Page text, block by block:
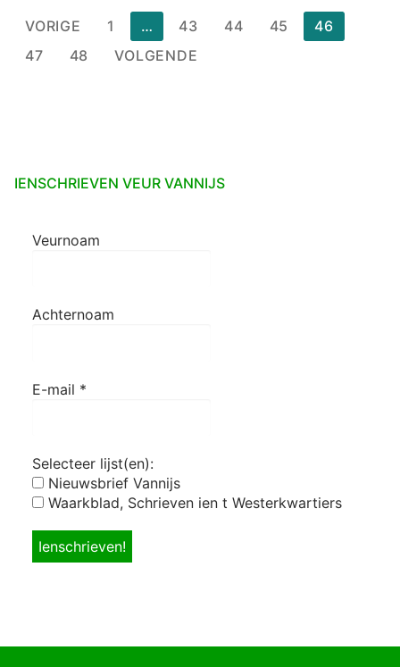
Berichten
paginering
VORIGE 1 … 43 44 45
46
47
48 VOLGENDE
IENSCHRIEVEN VEUR VANNIJS
Veurnoam
Achternoam
E-mail *
Selecteer lijst(en):
Nieuwsbrief Vannijs
Waarkblad, Schrieven ien t Westerkwartiers